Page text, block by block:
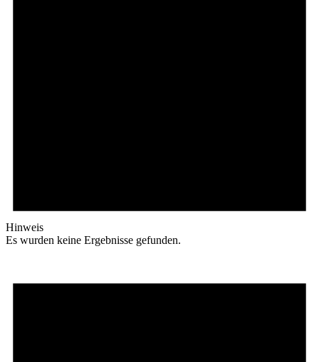
Hinweis
Es wurden keine Ergebnisse gefunden.